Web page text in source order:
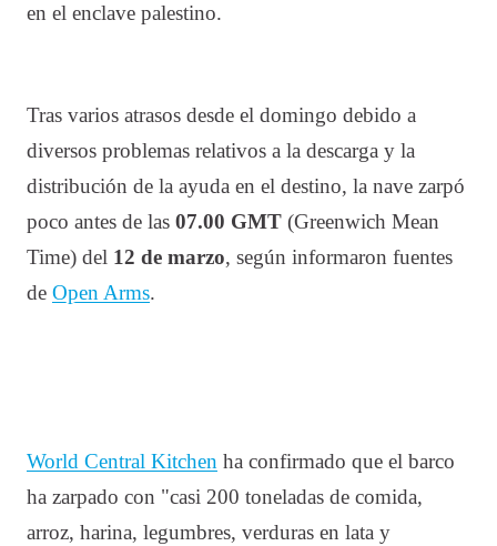
en el enclave palestino.
Tras varios atrasos desde el domingo debido a
diversos problemas relativos a la descarga y la
distribución de la ayuda en el destino, la nave zarpó
poco antes de las 07.00 GMT (Greenwich Mean
Time) del 12 de marzo, según informaron fuentes
de Open Arms.
World Central Kitchen ha confirmado que el barco
ha zarpado con "casi 200 toneladas de comida,
arroz, harina, legumbres, verduras en lata y